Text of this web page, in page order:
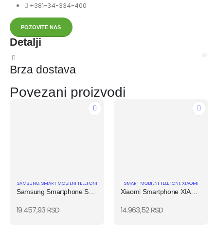
+381-34-334-400
POZOVITE NAS
Detalji
Brza dostava
Povezani proizvodi
SAMSUNG, SMART MOBILNI TELEFONI
19.457,93RSD
SMART MOBILNI TELEFONI, XIAOMI
Xiaomi Smartphone XIAOMI Redmi 15C 8GB/256GB/Crna
14.963,52RSD